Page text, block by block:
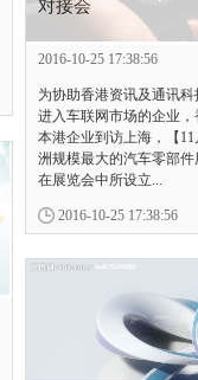
对接会
2016-10-25 17:38:56
为协助香港资讯及通讯
进入车联网市场的企业
本港企业到访上海，【
洲规模最大的汽车零部
在展览会中所设立...
2016-10-25 17:38:56